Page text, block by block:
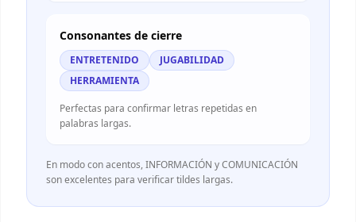
Consonantes de cierre
ENTRETENIDO
JUGABILIDAD
HERRAMIENTA
Perfectas para confirmar letras repetidas en
palabras largas.
En modo con acentos, INFORMACIÓN y COMUNICACIÓN
son excelentes para verificar tildes largas.